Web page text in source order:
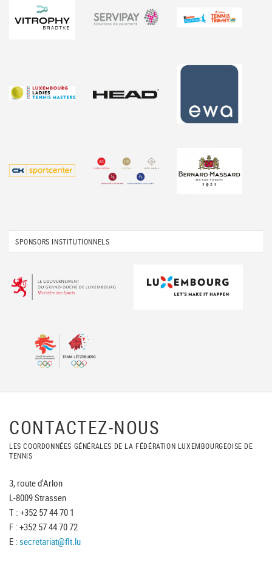
SPONSORS INSTITUTIONNELS
CONTACTEZ-NOUS
LES COORDONNÉES GÉNÉRALES DE LA FÉDÉRATION LUXEMBOURGEOISE DE
TENNIS
3, route d'Arlon
L-8009 Strassen
T : +352 57 44 70 1
F : +352 57 44 70 72
E : secretariat@flt.lu